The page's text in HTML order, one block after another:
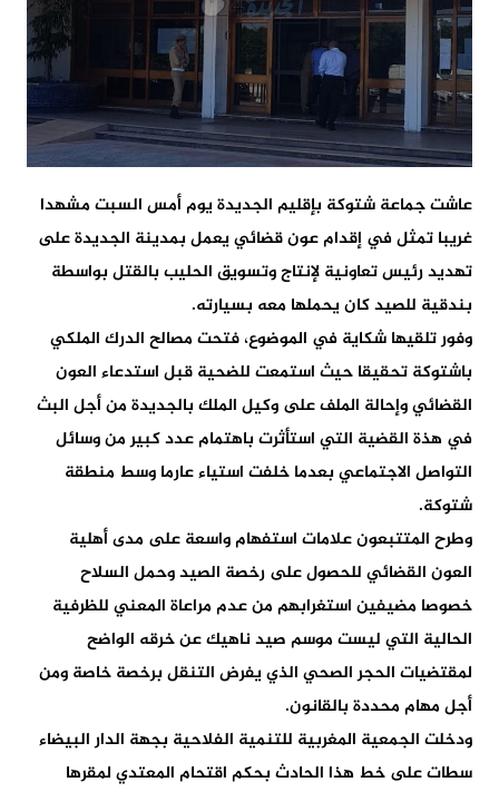
عاشت جماعة شتوكة بإقليم الجديدة يوم أمس السبت مشهدا
غريبا تمثل في إقدام عون قضائي يعمل بمدينة الجديدة على
تهديد رئيس تعاونية لإنتاج وتسويق الحليب بالقتل بواسطة
بندقية للصيد كان يحملها معه بسيارته.
وفور تلقيها شكاية في الموضوع، فتحت مصالح الدرك الملكي
باشتوكة تحقيقا حيث استمعت للضحية قبل استدعاء العون
القضائي وإحالة الملف على وكيل الملك بالجديدة من أجل البث
في هذة القضية التي استأثرت باهتمام عدد كبير من وسائل
التواصل الاجتماعي بعدما خلفت استياء عارما وسط منطقة
شتوكة.
وطرح المتتبعون علامات استفهام واسعة على مدى أهلية
العون القضائي للحصول على رخصة الصيد وحمل السلاح
خصوصا مضيفين استغرابهم من عدم مراعاة المعني للظرفية
الحالية التي ليست موسم صيد ناهيك عن خرقه الواضح
لمقتضيات الحجر الصحي الذي يفرض التنقل برخصة خاصة ومن
أجل مهام محددة بالقانون.
ودخلت الجمعية المغربية للتنمية الفلاحية بجهة الدار البيضاء
سطات على خط هذا الحادث بحكم اقتحام المعتدي لمقرها